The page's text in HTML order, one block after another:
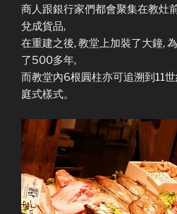
商人跟銀行家們都會聚集在教灶
兌成貨品,
在重建之後, 教堂上加裝了大鐘,
了500多年,
而教堂內6根圓柱亦可追溯到11
庭式樣式。